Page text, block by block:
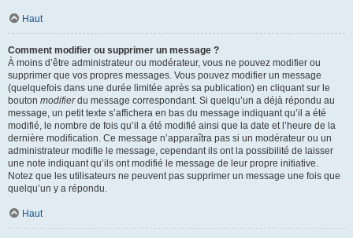
Haut
Comment modifier ou supprimer un message ?
À moins d’être administrateur ou modérateur, vous ne pouvez modifier ou
supprimer que vos propres messages. Vous pouvez modifier un message
(quelquefois dans une durée limitée après sa publication) en cliquant sur le
bouton modifierdu message correspondant. Si quelqu’un a déjà répondu au
message, un petit texte s’affichera en bas du message indiquant qu’il a été
modifié, le nombre de fois qu’il a été modifié ainsi que la date et l’heure de la
dernière modification. Ce message n’apparaîtra pas si un modérateur ou un
administrateur modifie le message, cependant ils ont la possibilité de laisser
une note indiquant qu’ils ont modifié le message de leur propre initiative.
Notez que les utilisateurs ne peuvent pas supprimer un message une fois que
quelqu’un y a répondu.
Haut